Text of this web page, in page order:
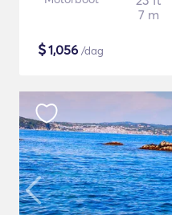
7 m
$1,056 /dag